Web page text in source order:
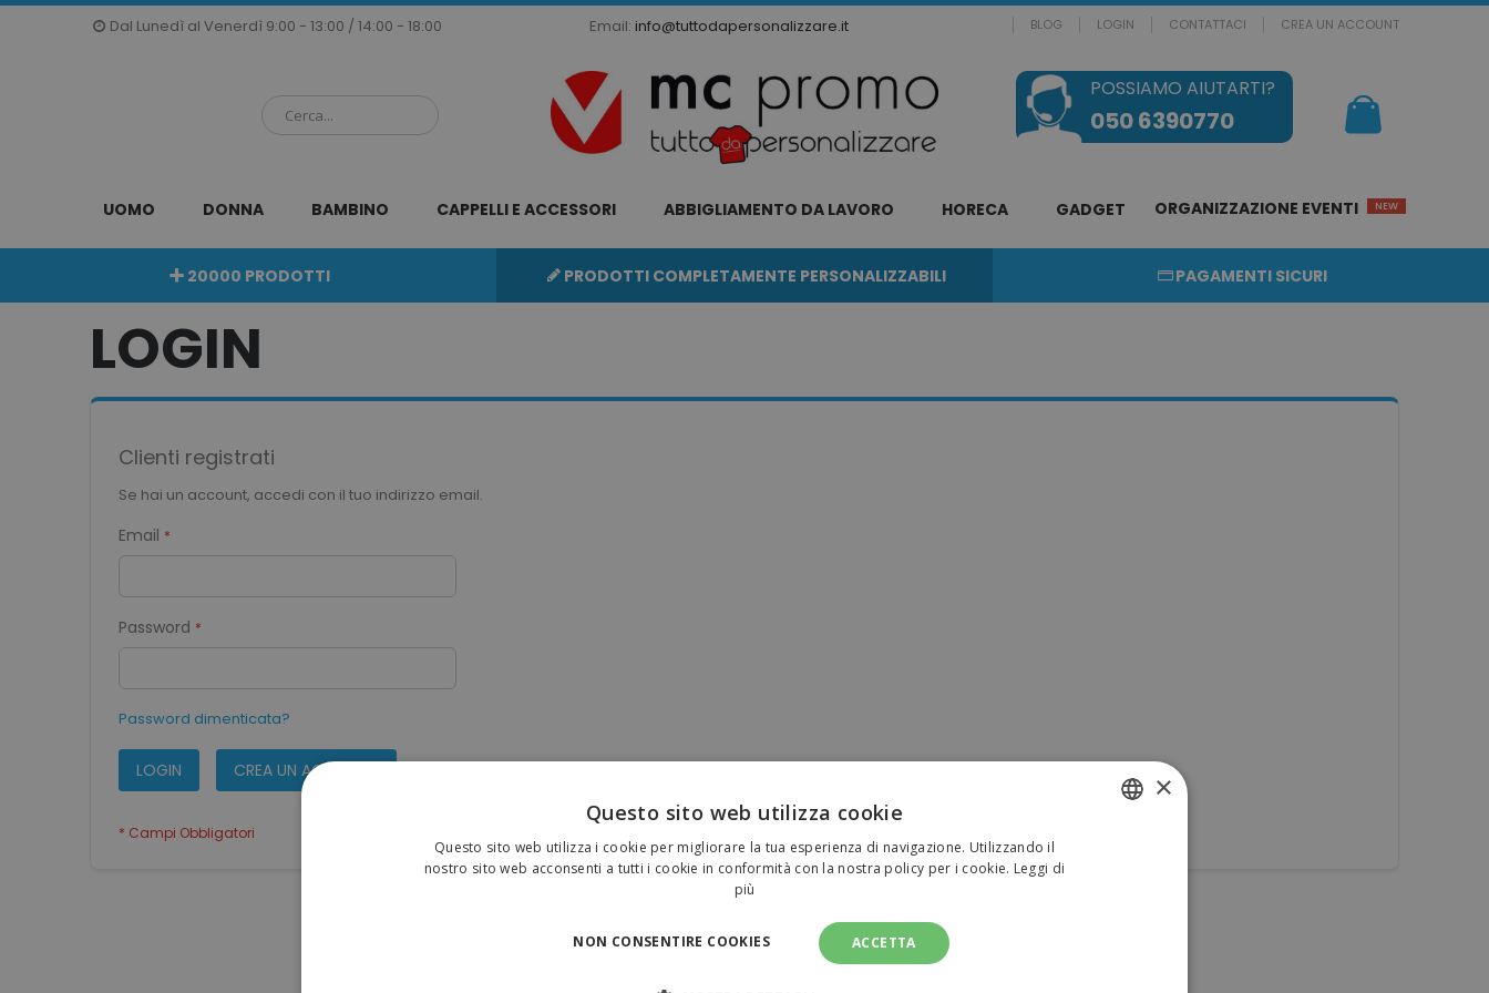
Dal Lunedì al Venerdì 9:00 - 13:00 / 14:00 - 18:00 Email: info@tuttodapersonalizzare.it
Salta
BLOG LOGIN CONTATTACI CREA UN ACCOUNT
POSSIAMO AIUTARTI?
050 6390770
UOMO DONNA BAMBINO CAPPELLI E ACCESSORI ABBIGLIAMENTO DA LAVORO HORECA GADGET ORGANIZZAZIONE EVENTI NEW
20000 PRODOTTI PRODOTTI COMPLETAMENTE PERSONALIZZABILI PAGAMENTI SICURI
LOGIN
Clienti registrati
Se hai un account, accedi con il tuo indirizzo email.
Email
Password
Password dimenticata?
LOGIN CREA UN ACCOUNT ×
Questo sito web utilizza cookie
Questo sito web utilizza i cookie per migliorare la tua esperienza di navigazione. Utilizzando il
nostro sito web acconsenti a tutti i cookie in conformità con la nostra policy per i cookie. Leggi di
più
ACCETTA
NON CONSENTIRE COOKIES